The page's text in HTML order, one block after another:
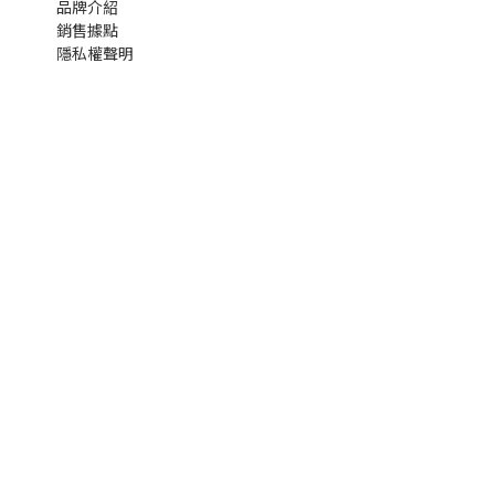
品牌介紹
銷售據點
隱私權聲明